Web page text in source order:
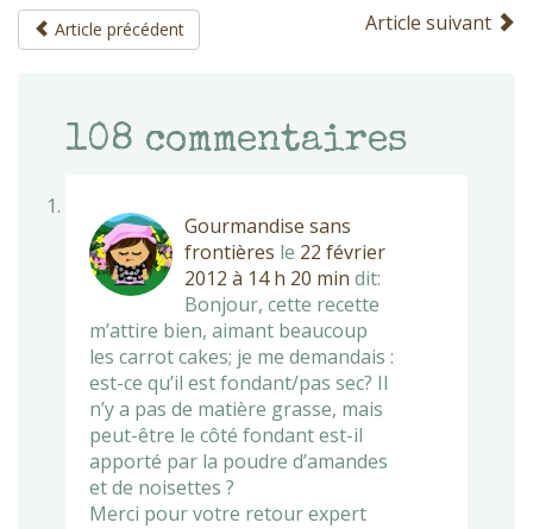
Article précédent Article suivant
108 commentaires
Gourmandise sans
frontières le 22 février
2012 à 14 h 20 min dit:
Bonjour, cette recette
m’attire bien, aimant beaucoup
les carrot cakes; je me demandais :
est-ce qu’il est fondant/pas sec? Il
n’y a pas de matière grasse, mais
peut-être le côté fondant est-il
apporté par la poudre d’amandes
et de noisettes ?
Merci pour votre retour expert